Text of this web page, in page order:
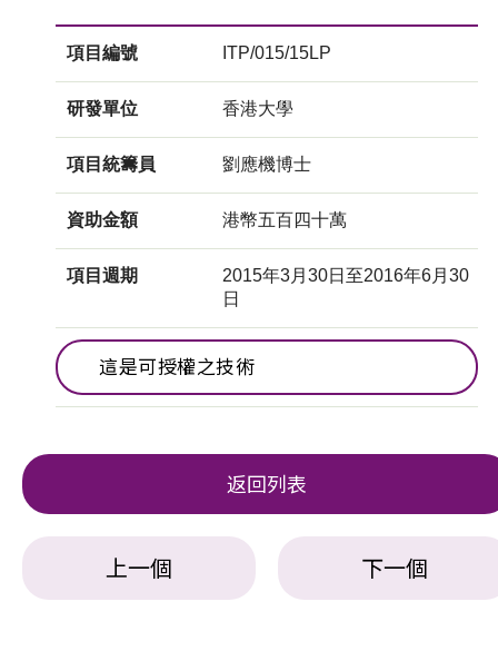
項目編號 ITP/015/15LP
研發單位 香港大學
項目統籌員 劉應機博士
資助金額 港幣五百四十萬
項目週期
2015年3月30日至2016年6月30
日
這是可授權之技術
返回列表
上一個 下一個